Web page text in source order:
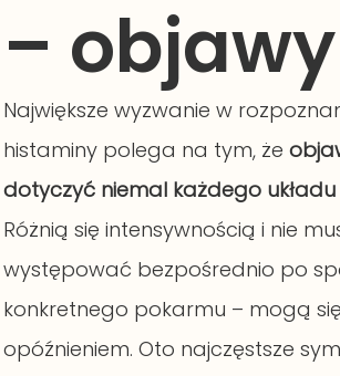
– objawy
Największe wyzwanie w
histaminy polega na tym, że
dotyczyć niemal każdego
Różnią się intensywnością i nie
występować bezpośrednio po
konkretnego pokarmu – mogą
opóźnieniem. Oto najczęstsze